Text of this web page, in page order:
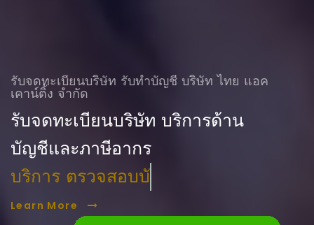
รับจดทะเบียนบริษัท รับทําบัญชี บริษัท ไทย แอค
เคาน์ติ้ง จำกัด
รับจดทะเบียนบริษัท บริการด้าน
บัญชีและภาษีอากร
บริการ ตรวจสอบบัญชี
Learn More